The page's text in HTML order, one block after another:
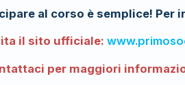
al corso è semplice!
il sito ufficiale:
per maggiori